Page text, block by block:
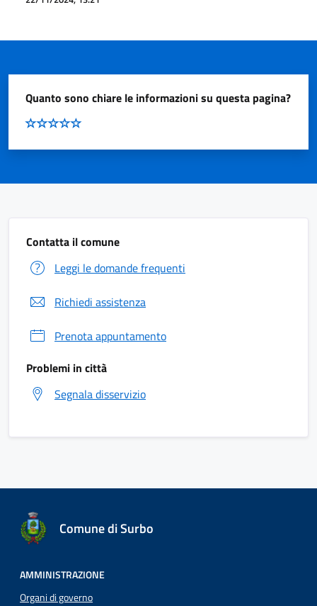
Quanto sono chiare le informazioni su questa pagina?
Contatta il comune
Leggi le domande frequenti
Richiedi assistenza
Prenota appuntamento
Problemi in città
Segnala disservizio
Comune di Surbo
AMMINISTRAZIONE
Organi di governo